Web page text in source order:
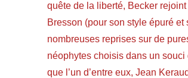
quête de la liberté, Becker
Bresson (pour son style épuré
nombreuses reprises sur de
néophytes choisis dans un
que l’un d’entre eux, Jean